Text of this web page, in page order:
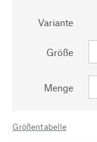
Variante
Größe
Menge
Größentabelle